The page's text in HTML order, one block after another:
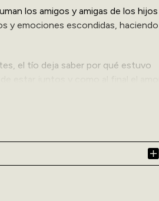
los amigos y amigas de los hijos
y emociones escondidas, haciendo
el tío deja saber por qué estuvo
la misma.